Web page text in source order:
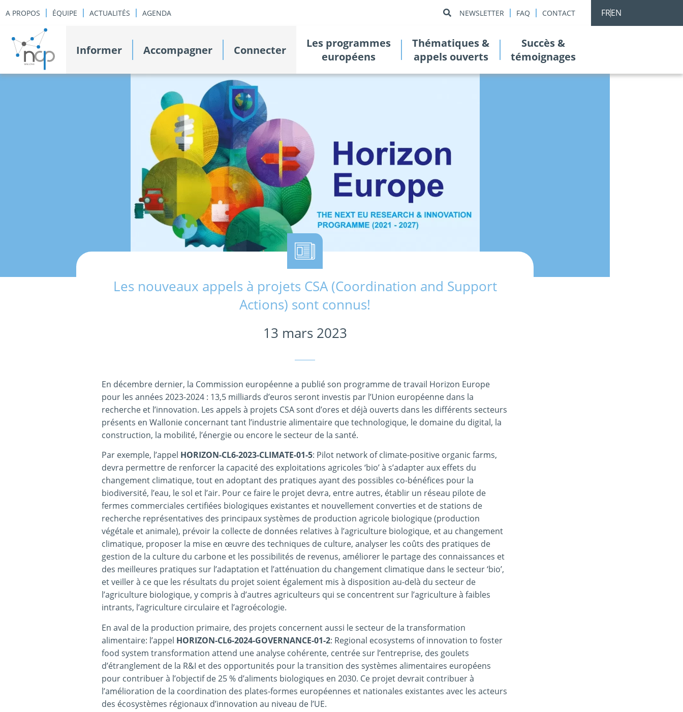
A PROPOS ÉQUIPE ACTUALITÉS AGENDA NEWSLETTER FAQ CONTACT FREN
Informer Accompagner Connecter
Les programmes
européens
Thématiques &
appels ouverts
Succès &
témoignages
Les nouveaux appels à projets CSA (Coordination and Support
Actions) sont connus!
13 mars 2023
En décembre dernier, la Commission européenne a publié son programme de travail Horizon Europe
pour les années 2023-2024 : 13,5 milliards d’euros seront investis par l’Union européenne dans la
recherche et l’innovation. Les appels à projets CSA sont d’ores et déjà ouverts dans les différents secteurs
présents en Wallonie concernant tant l’industrie alimentaire que technologique, le domaine du digital, la
construction, la mobilité, l’énergie ou encore le secteur de la santé.
Par exemple, l’appel HORIZON-CL6-2023-CLIMATE-01-5: Pilot network of climate-positive organic farms,
devra permettre de renforcer la capacité des exploitations agricoles ‘bio’ à s’adapter aux effets du
changement climatique, tout en adoptant des pratiques ayant des possibles co-bénéfices pour la
biodiversité, l’eau, le sol et l’air. Pour ce faire le projet devra, entre autres, établir un réseau pilote de
fermes commerciales certifiées biologiques existantes et nouvellement converties et de stations de
recherche représentatives des principaux systèmes de production agricole biologique (production
végétale et animale), prévoir la collecte de données relatives à l’agriculture biologique, et au changement
climatique, proposer la mise en œuvre des techniques de culture, analyser les coûts des pratiques de
gestion de la culture du carbone et les possibilités de revenus, améliorer le partage des connaissances et
des meilleures pratiques sur l’adaptation et l’atténuation du changement climatique dans le secteur ‘bio’,
et veiller à ce que les résultats du projet soient également mis à disposition au-delà du secteur de
l’agriculture biologique, y compris à d’autres agriculteurs qui se concentrent sur l’agriculture à faibles
intrants, l’agriculture circulaire et l’agroécologie.
En aval de la production primaire, des projets concernent aussi le secteur de la transformation
alimentaire: l’appel HORIZON-CL6-2024-GOVERNANCE-01-2: Regional ecosystems of innovation to foster
food system transformation attend une analyse cohérente, centrée sur l’entreprise, des goulets
d’étranglement de la R&I et des opportunités pour la transition des systèmes alimentaires européens
pour contribuer à l’objectif de 25 % d’aliments biologiques en 2030. Ce projet devrait contribuer à
l’amélioration de la coordination des plates-formes européennes et nationales existantes avec les acteurs
des écosystèmes régionaux d’innovation au niveau de l’UE.